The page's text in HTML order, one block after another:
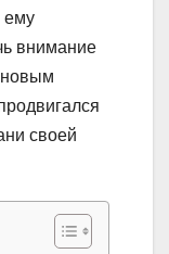
ему
внимание
новым
своей